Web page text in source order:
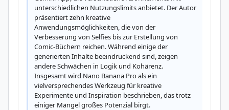
unterschiedlichen Nutzungslimits anbietet. Der Autor
präsentiert zehn kreative
Anwendungsmöglichkeiten, die von der
Verbesserung von Selfies bis zur Erstellung von
Comic-Büchern reichen. Während einige der
generierten Inhalte beeindruckend sind, zeigen
andere Schwächen in Logik und Kohärenz.
Insgesamt wird Nano Banana Pro als ein
vielversprechendes Werkzeug für kreative
Experimente und Inspiration beschrieben, das trotz
einiger Mängel großes Potenzial birgt.